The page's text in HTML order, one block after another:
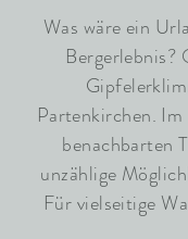
Was wäre ein
Bergerlebnis?
Partenkirchen.
benachbarten
unzählige
Für vielseitige